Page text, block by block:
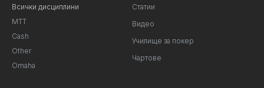
Всички дисциплини
MTT
Cash
Other
Omaha
Статии
Видео
Училище за покер
Чартове